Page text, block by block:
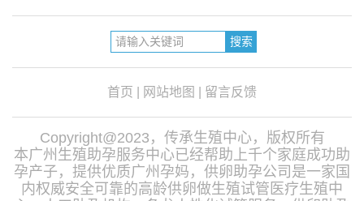
首页 网站地图 留言反馈
Copyright@2023，传承生殖中心，版权所有
本广州生殖助孕服务中心已经帮助上千个家庭成功助
孕产子，提供优质广州孕妈，供卵助孕公司是一家国
内权威安全可靠的高龄供卵做生殖试管医疗生殖中